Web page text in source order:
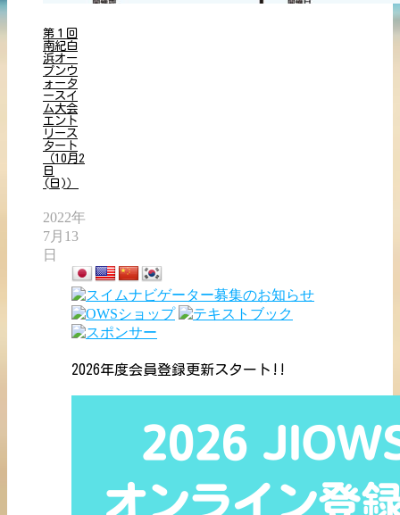
第１回
南紀白
浜オー
プンウ
ォータ
ースイ
ム大会
エント
リース
タート
（10月2
日
(日)）
2022年
7月13
日
2026年度会員登録更新スタート!!